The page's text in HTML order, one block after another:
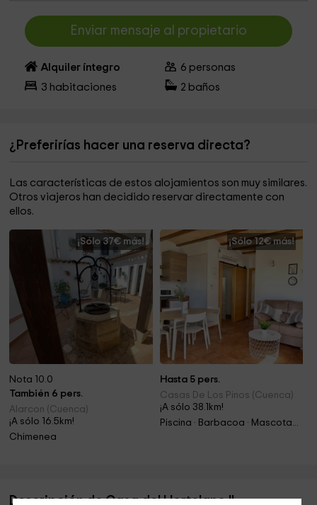
Enviar mensaje al propietario
Alquiler íntegro 6 personas
3 habitaciones 2 baños
¿Preferirías hacer una reserva directa?
Las características de estos alojamientos son muy similares.
Otros viajeros han decidido reservar directamente con
ellos.
¡Sólo 37€ más!
Nota 10.0
También 6 pers.
Alarcon (Cuenca)
¡A sólo 16.5km!
Chimenea
¡Sólo 12€ más!
Hasta 5 pers.
Casas De Los Pinos (Cuenca)
¡A sólo 38.1km!
Piscina · Barbacoa · Mascotas · Chimenea
Descripción de Casa del Hortelano II